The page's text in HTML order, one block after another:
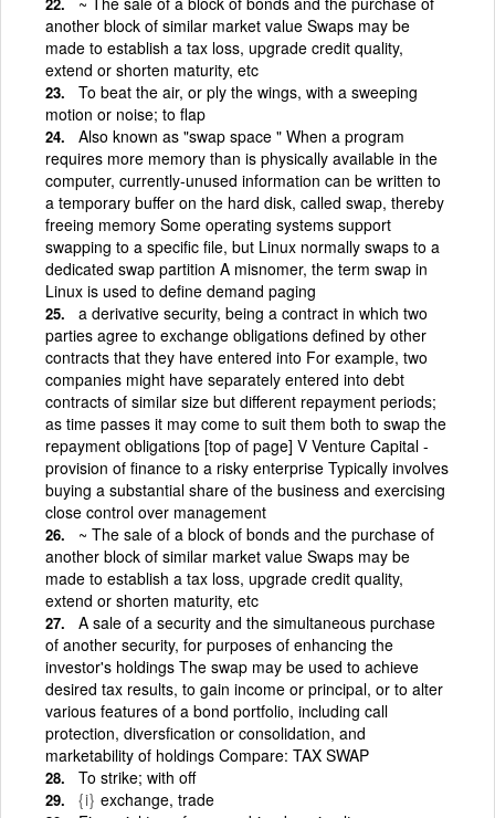
another block of similar market value Swaps may be
made to establish a tax loss, upgrade credit quality,
extend or shorten maturity, etc
To beat the air, or ply the wings, with a sweeping
motion or noise; to flap
Also known as "swap space " When a program
requires more memory than is physically available in the
computer, currently-unused information can be written to
a temporary buffer on the hard disk, called swap, thereby
freeing memory Some operating systems support
swapping to a specific file, but Linux normally swaps to a
dedicated swap partition A misnomer, the term swap in
Linux is used to define demand paging
a derivative security, being a contract in which two
parties agree to exchange obligations defined by other
contracts that they have entered into For example, two
companies might have separately entered into debt
contracts of similar size but different repayment periods;
as time passes it may come to suit them both to swap the
repayment obligations [top of page] V Venture Capital -
provision of finance to a risky enterprise Typically involves
buying a substantial share of the business and exercising
close control over management
~ The sale of a block of bonds and the purchase of
another block of similar market value Swaps may be
made to establish a tax loss, upgrade credit quality,
extend or shorten maturity, etc
A sale of a security and the simultaneous purchase
of another security, for purposes of enhancing the
investor's holdings The swap may be used to achieve
desired tax results, to gain income or principal, or to alter
various features of a bond portfolio, including call
protection, diversfication or consolidation, and
marketability of holdings Compare: TAX SWAP
To strike; with off
{i} exchange, trade